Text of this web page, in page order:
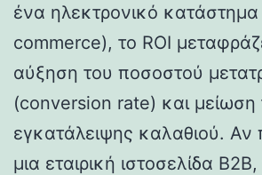
ένα ηλεκτρονικό
commerce), το ROI
αύξηση του ποσοστού
(conversion rate) και μείωση
εγκατάλειψης καλαθιού. Αν
μια εταιρική ιστοσελίδα